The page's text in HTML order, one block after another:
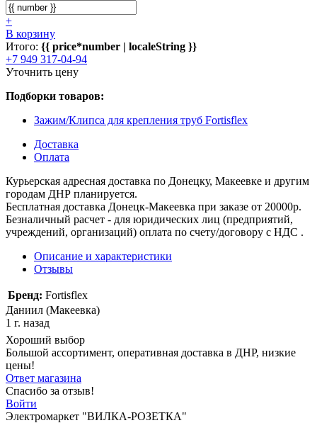
+
В корзину
Итого: {{ price*number | localeString }}
+7 949 317-04-94
Уточнить цену
Подборки товаров:
Зажим/Клипса для крепления труб Fortisflex
Доставка
Оплата
Курьерская адресная доставка по Донецку, Макеевке и другим
городам ДНР планируется.
Бесплатная доставка Донецк-Макеевка при заказе от 20000р.
Безналичный расчет - для юридических лиц (предприятий,
учреждений, организаций) оплата по счету/договору с НДС .
Описание и характеристики
Отзывы
Бренд: Fortisflex
Даниил (Макеевка)
1 г. назад
Хороший выбор
Большой ассортимент, оперативная доставка в ДНР, низкие
цены!
Ответ магазина
Спасибо за отзыв!
Войти
Электромаркет "ВИЛКА-РОЗЕТКА"